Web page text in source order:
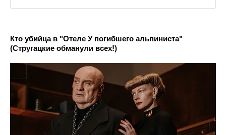
Кто убийца в "Отеле У погибшего альпиниста"
(Стругацкие обманули всех!)